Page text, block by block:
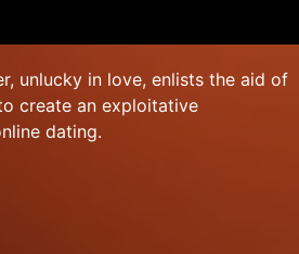
unlucky in love, enlists the aid of
create an exploitative
dating.